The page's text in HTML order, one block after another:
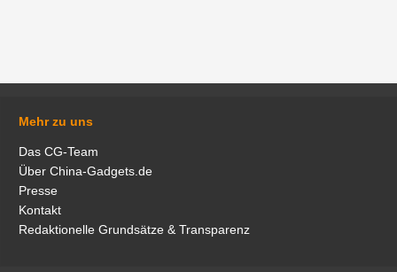
Mehr zu uns
Das CG-Team
Über China-Gadgets.de
Presse
Kontakt
Redaktionelle Grundsätze & Transparenz